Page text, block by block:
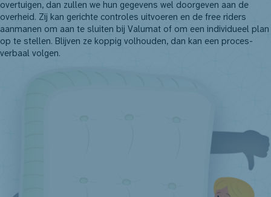
overtuigen, dan zullen we hun gegevens wel doorgeven aan de
overheid. Zij kan gerichte controles uitvoeren en de free riders
aanmanen om aan te sluiten bij Valumat of om een individueel plan
op te stellen. Blijven ze koppig volhouden, dan kan een proces-
verbaal volgen.